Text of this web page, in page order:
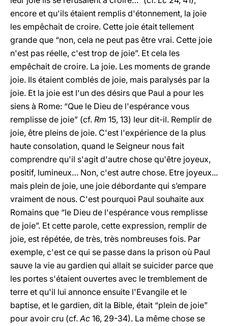
encore et qu'ils étaient remplis d'étonnement, la joie
les empêchait de croire. Cette joie était tellement
grande que “non, cela ne peut pas être vrai. Cette joie
n'est pas réelle, c'est trop de joie”. Et cela les
empêchait de croire. La joie. Les moments de grande
joie. Ils étaient comblés de joie, mais paralysés par la
joie. Et la joie est l'un des désirs que Paul a pour les
siens à Rome: “Que le Dieu de l'espérance vous
remplisse de joie” (cf. Rm 15, 13) leur dit-il. Remplir de
joie, être pleins de joie. C'est l'expérience de la plus
haute consolation, quand le Seigneur nous fait
comprendre qu'il s'agit d'autre chose qu'être joyeux,
positif, lumineux… Non, c'est autre chose. Etre joyeux...
mais plein de joie, une joie débordante qui s’empare
vraiment de nous. C'est pourquoi Paul souhaite aux
Romains que “le Dieu de l'espérance vous remplisse
de joie”. Et cette parole, cette expression, remplir de
joie, est répétée, de très, très nombreuses fois. Par
exemple, c'est ce qui se passe dans la prison où Paul
sauve la vie au gardien qui allait se suicider parce que
les portes s'étaient ouvertes avec le tremblement de
terre et qu'il lui annonce ensuite l'Evangile et le
baptise, et le gardien, dit la Bible, était “plein de joie”
pour avoir cru (cf.Ac 16, 29-34). La même chose se